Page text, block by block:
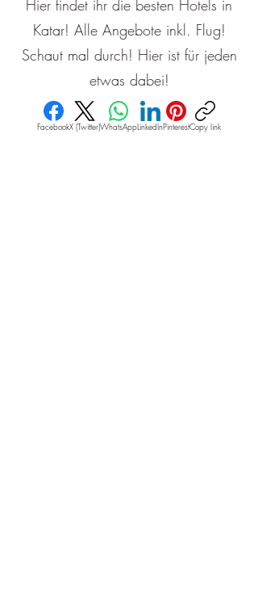
Hier findet ihr die besten Hotels in
Katar! Alle Angebote inkl. Flug!
Schaut mal durch! Hier ist für jeden
etwas dabei!
FacebookX (Twitter)WhatsAppLinkedInPinterestCopy link